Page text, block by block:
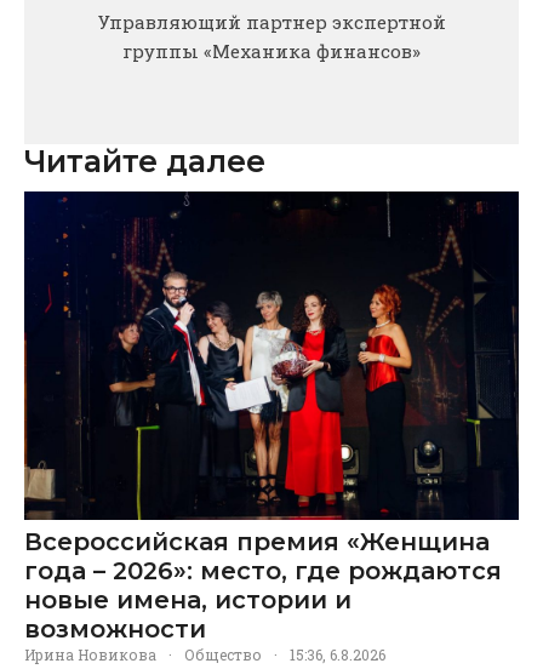
Управляющий партнер экспертной
группы «Механика финансов»
Читайте далее
Всероссийская премия «Женщина
года – 2026»: место, где рождаются
новые имена, истории и
возможности
Ирина Новикова · Общество · 15:36, 6.8.2026